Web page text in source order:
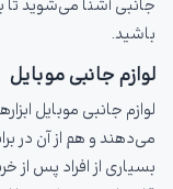
جانبی آشنا می‌شوید تا
باشید.
لوازم جانبی موبایل
لوازم جانبی موبایل
می‌دهند و هم از آن در
بسیاری از افراد پس